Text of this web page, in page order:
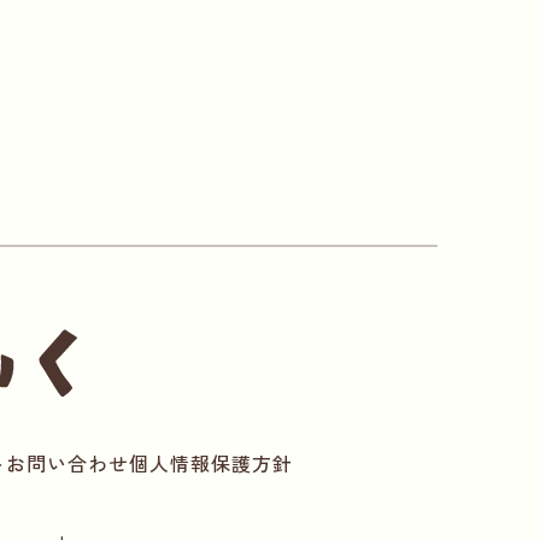
お問い合わせ個人情報保護方針